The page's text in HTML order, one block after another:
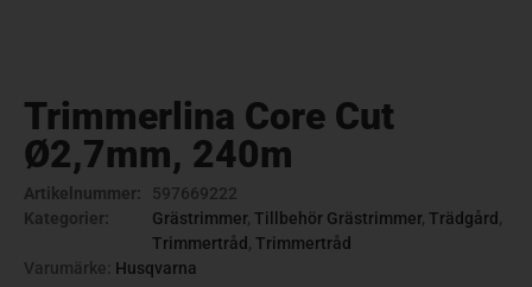
Trimmerlina Core Cut
Ø2,7mm, 240m
Artikelnummer:
597669222
Kategorier:
Grästrimmer, Tillbehör Grästrimmer, Trädgård ,
Trimmertråd , Trimmertråd
Varumärke: Husqvarna